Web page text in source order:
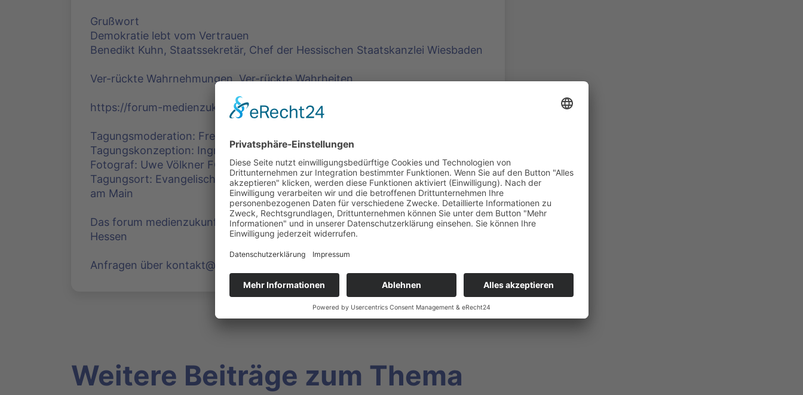
Grußwort
Demokratie lebt vom Vertrauen
Benedikt Kuhn, Staatssekretär, Chef der Hessischen Staatskanzlei Wiesbaden
Ver-rückte Wahrnehmungen. Ver-rückte Wahrheiten.
https://forum-medienzukunft.de/
Tagungsmoderation: Frederik Steen
Tagungskonzeption: Ingrid Scheithauer
Fotograf: Uwe Völkner FOX Fotos
Tagungsort: Evangelische Akademie Frankfurt, Römerberg 9, 60311 Frankfurt
am Main
Das forum medienzukunft ist eine Veranstaltungsreihe der Medienanstalt
Hessen
Anfragen über kontakt@forum-medienzukunft.de
Weitere Beiträge zum Thema